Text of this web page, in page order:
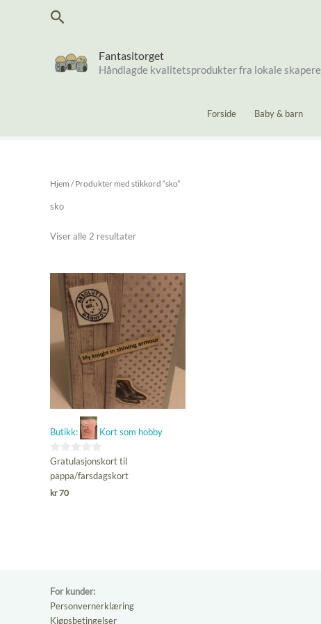
Søk
Fantasitorget
Håndlagde kvalitetsprodukter fra lokale skapere
Forside Baby & barn
Hjem / Produkter med stikkord “sko”
sko
Viser alle 2 resultaterSortert
Butikk: Kort som hobby
0
ut
av
Gratulasjonskort til
pappa/farsdagskort
kr70
For kunder:
Personvernerklæring
Kjøpsbetingelser